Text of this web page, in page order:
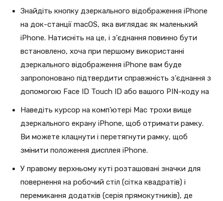
Знайдіть кнопку дзеркального відображення iPhone
на док-станції macOS, яка виглядає як маленький
iPhone. Натисніть на це, і з’єднання повинно бути
встановлено, хоча при першому використанні
дзеркального відображення iPhone вам буде
запропоновано підтвердити справжність з’єднання з
допомогою Face ID Touch ID або вашого PIN-коду на
Наведіть курсор на комп’ютері Mac трохи вище
дзеркального екрану iPhone, щоб отримати рамку.
Ви можете клацнути і перетягнути рамку, щоб
змінити положення дисплея iPhone.
У правому верхньому куті розташовані значки для
повернення на робочий стіл (сітка квадратів) і
перемикання додатків (серія прямокутників), де